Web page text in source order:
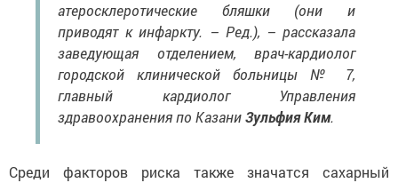
атеросклеротические бляшки (они и
приводят к инфаркту. – Ред.), – рассказала
заведующая отделением, врач-кардиолог
городской клинической больницы № 7,
главный кардиолог Управления
здравоохранения по КазаниЗульфия Ким.
Среди факторов риска также значатся сахарный